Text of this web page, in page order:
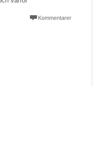
Kommentarer